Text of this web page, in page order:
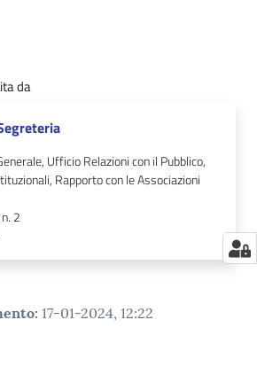
da
Ufficio Relazioni con il Pubblico,
Rapporto con le Associazioni
2
: 17-01-2024, 12:22